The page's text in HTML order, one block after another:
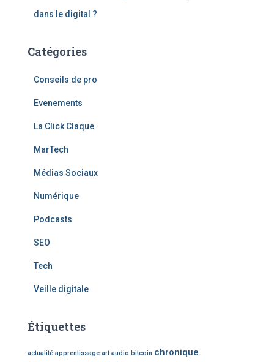
dans le digital ?
Catégories
Conseils de pro
Evenements
La Click Claque
MarTech
Médias Sociaux
Numérique
Podcasts
SEO
Tech
Veille digitale
Étiquettes
actualité apprentissage art audio bitcoin chronique